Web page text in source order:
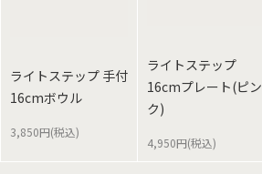
ライトステップ 手付
16cmボウル
3,850円(税込)
ライトステップ
16cmプレート(ピン
ク)
4,950円(税込)